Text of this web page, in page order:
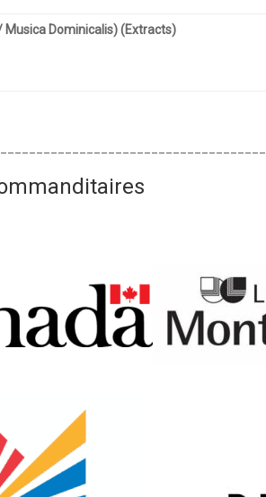
Musica Dominicalis) (Extracts)